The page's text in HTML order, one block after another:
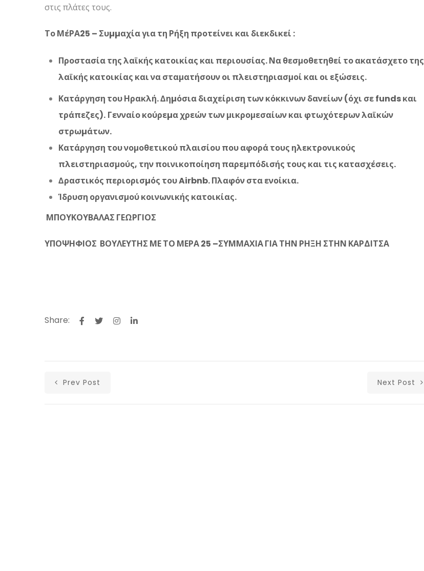
στις πλάτες τους.
Το ΜέΡΑ25 – Συµµαχία για τη Ρήξη προτείνει και διεκδικεί :
Προστασία της λαϊκής κατοικίας και περιουσίας. Να θεσμοθετηθεί το ακατάσχετο της
λαϊκής κατοικίας και να σταματήσουν οι πλειστηριασμοί και οι εξώσεις.
Κατάργηση του Ηρακλή. ∆ηµόσια διαχείριση των κόκκινων δανείων (όχι σε funds και
τράπεζες). Γενναίο κούρεµα χρεών των μικρομεσαίων και φτωχότερων λαϊκών
στρωµάτων.
Κατάργηση του νομοθετικού πλαισίου που αφορά τους ηλεκτρονικούς
πλειστηριασμούς, την ποινικοποίηση παρεμπόδισής τους και τις κατασχέσεις.
∆ραστικός περιορισµός του Airbnb. Πλαφόν στα ενοίκια.
Ίδρυση οργανισμού κοινωνικής κατοικίας.
ΜΠΟΥΚΟΥΒΑΛΑΣ ΓΕΩΡΓΙΟΣ
ΥΠΟΨΗΦΙΟΣ ΒΟΥΛΕΥΤΗΣ ΜΕ ΤΟ ΜΕΡΑ 25 –ΣΥΜΜΑΧΙΑ ΓΙΑ ΤΗΝ ΡΗΞΗ ΣΤΗΝ ΚΑΡΔΙΤΣΑ
Share:
Prev Post Next Post